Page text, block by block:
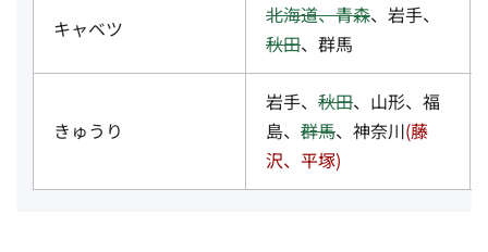
キャベツ
北海道、青森、岩手、
秋田、群馬
きゅうり
岩手、 秋田、山形、福
島、 群馬、神奈川(藤
沢、平塚)